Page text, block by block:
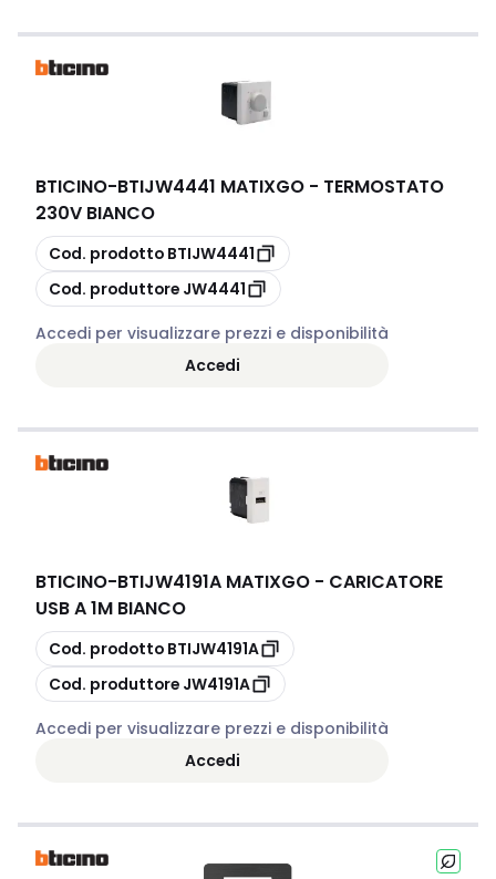
BTICINO-BTIJW4441 MATIXGO - TERMOSTATO
230V BIANCO
copia
Cod. prodotto BTIJW4441
copia
Cod. produttore JW4441
Accedi per visualizzare prezzi e disponibilità
Accedi
BTICINO-BTIJW4191A MATIXGO - CARICATORE
USB A 1M BIANCO
copia
Cod. prodotto BTIJW4191A
copia
Cod. produttore JW4191A
Accedi per visualizzare prezzi e disponibilità
Accedi